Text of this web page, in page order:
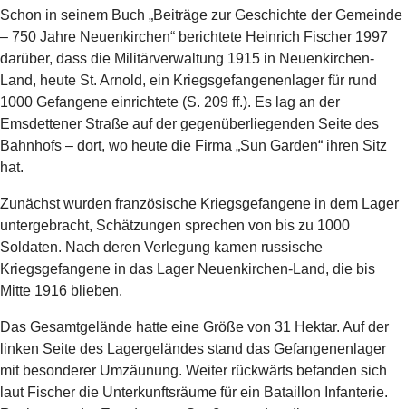
Schon in seinem Buch „Beiträge zur Geschichte der Gemeinde
– 750 Jahre Neuenkirchen“ berichtete Heinrich Fischer 1997
darüber, dass die Militärverwaltung 1915 in Neuenkirchen-
Land, heute St. Arnold, ein Kriegsgefangenenlager für rund
1000 Gefangene einrichtete (S. 209 ff.). Es lag an der
Emsdettener Straße auf der gegenüberliegenden Seite des
Bahnhofs – dort, wo heute die Firma „Sun Garden“ ihren Sitz
hat.
Zunächst wurden französische Kriegsgefangene in dem Lager
untergebracht, Schätzungen sprechen von bis zu 1000
Soldaten. Nach deren Verlegung kamen russische
Kriegsgefangene in das Lager Neuenkirchen-Land, die bis
Mitte 1916 blieben.
Das Gesamtgelände hatte eine Größe von 31 Hektar. Auf der
linken Seite des Lagergeländes stand das Gefangenenlager
mit besonderer Umzäunung. Weiter rückwärts befanden sich
laut Fischer die Unterkunftsräume für ein Bataillon Infanterie.